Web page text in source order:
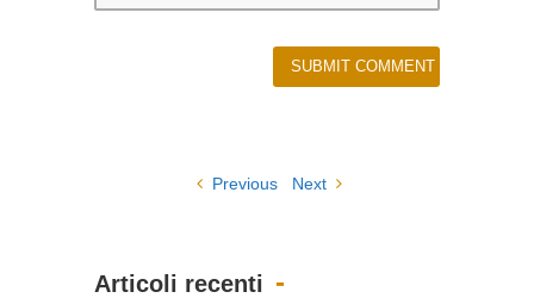
Previous Next
Articoli recenti